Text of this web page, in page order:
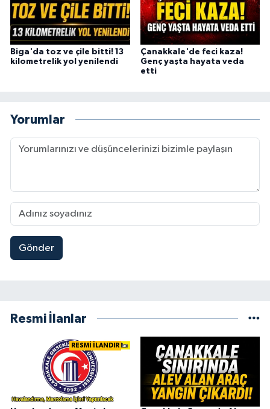
Biga'da toz ve çile bitti! 13
kilometrelik yol yenilendi
Çanakkale'de feci kaza!
Genç yaşta hayata veda
etti
Yorumlar
Gönder
Resmi İlanlar
RESMİ İLANDIR